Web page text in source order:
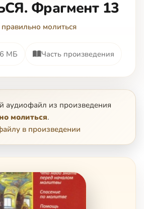
Фрагмент 13
молиться
МБ Часть произведения
аудиофайл из произведения
молиться.
в произведении